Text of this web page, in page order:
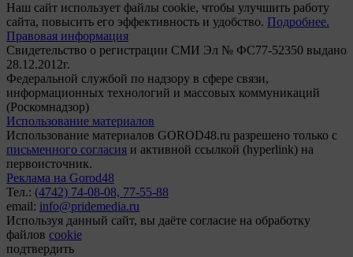
Наш сайт использует файлы cookie, чтобы улучшить работу
сайта, повысить его эффективность и удобство. Подробнее.
Правовая информация
Свидетельство о регистрации СМИ Эл № ФС77-52350 выдано
28.12.2012г.
Федеральной службой по надзору в сфере связи,
информационных технологий и массовых коммуникаций
(Роскомнадзор)
Использование материалов
Использование материалов GOROD48.ru разрешено только с
письменного согласия и активной ссылкой (hyperlink) на
первоисточник.
Реклама на Gorod48
Тел.: (4742) 74-08-08, 77-55-88
email: info@pridemedia.ru
Используя данный сайт, вы даёте согласие на обработку
файлов cookie
подтвердить